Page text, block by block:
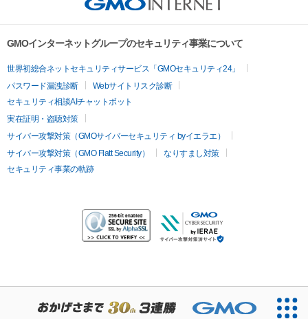
GMOインターネットグループのセキュリティ事業について
世界初総合ネットセキュリティサービス「GMOセキュリティ24」
パスワード漏洩診断
Webサイトリスク診断
セキュリティ相談AIチャットボット
実在証明・盗聴対策
サイバー攻撃対策（GMOサイバーセキュリティ byイエラエ）
サイバー攻撃対策（GMO Flatt Security）
なりすまし対策
セキュリティ事業の軌跡